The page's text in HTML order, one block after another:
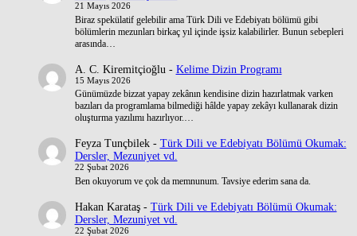
21 Mayıs 2026
Biraz spekülatif gelebilir ama Türk Dili ve Edebiyatı bölümü gibi
bölümlerin mezunları birkaç yıl içinde işsiz kalabilirler. Bunun sebepleri
arasında…
A. C. Kiremitçioğlu - Kelime Dizin Programı
15 Mayıs 2026
Günümüzde bizzat yapay zekânın kendisine dizin hazırlatmak varken
bazıları da programlama bilmediği hâlde yapay zekâyı kullanarak dizin
oluşturma yazılımı hazırlıyor.…
Feyza Tunçbilek- Türk Dili ve Edebiyatı Bölümü Okumak:
Dersler, Mezuniyet vd.
22 Şubat 2026
Ben okuyorum ve çok da memnunum. Tavsiye ederim sana da.
Hakan Karataş- Türk Dili ve Edebiyatı Bölümü Okumak:
Dersler, Mezuniyet vd.
22 Şubat 2026